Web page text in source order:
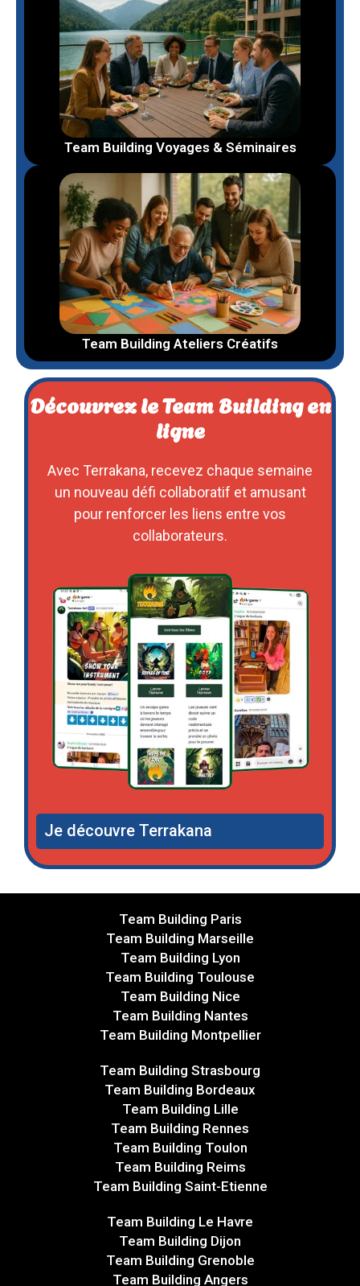
Team Building Voyages & Séminaires
Team Building Ateliers Créatifs
Découvrez le Team Building en
ligne
Avec Terrakana, recevez chaque semaine
un nouveau défi collaboratif et amusant
pour renforcer les liens entre vos
collaborateurs.
Je découvre Terrakana
Team Building Paris
Team Building Marseille
Team Building Lyon
Team Building Toulouse
Team Building Nice
Team Building Nantes
Team Building Montpellier
Team Building Strasbourg
Team Building Bordeaux
Team Building Lille
Team Building Rennes
Team Building Toulon
Team Building Reims
Team Building Saint-Etienne
Team Building Le Havre
Team Building Dijon
Team Building Grenoble
Team Building Angers